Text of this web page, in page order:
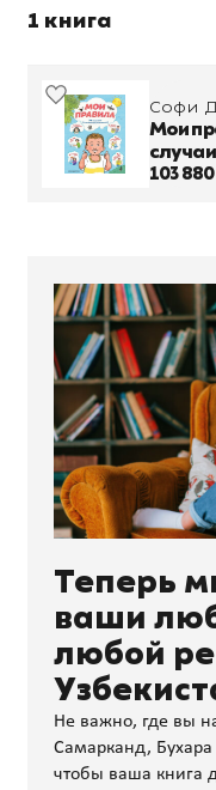
1 книга
Софи
Мои
103
Теперь
ваши
любой
Не важно, где вы
Самарканд,
чтобы ваша книга